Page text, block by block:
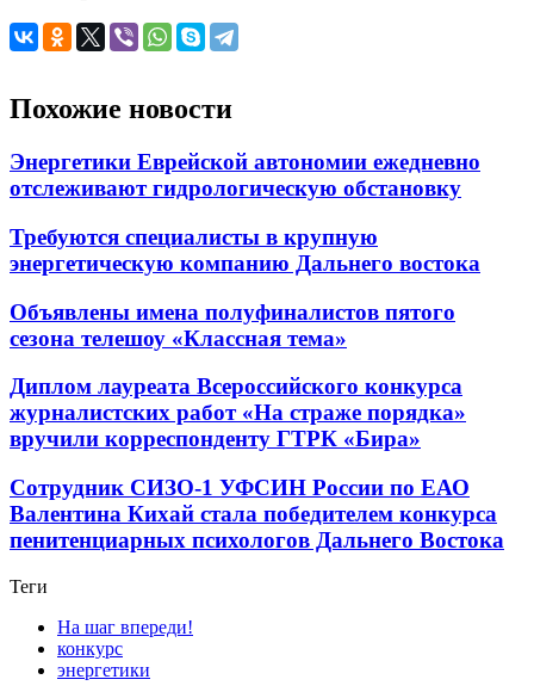
Похожие новости
Энергетики Еврейской автономии ежедневно
отслеживают гидрологическую обстановку
Требуются специалисты в крупную
энергетическую компанию Дальнего востока
Объявлены имена полуфиналистов пятого
сезона телешоу «Классная тема»
Диплом лауреата Всероссийского конкурса
журналистских работ «На страже порядка»
вручили корреспонденту ГТРК «Бира»
Сотрудник СИЗО-1 УФСИН России по ЕАО
Валентина Кихай стала победителем конкурса
пенитенциарных психологов Дальнего Востока
Теги
На шаг впереди!
конкурс
энергетики